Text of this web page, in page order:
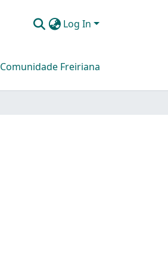
Log In
Comunidade Freiriana